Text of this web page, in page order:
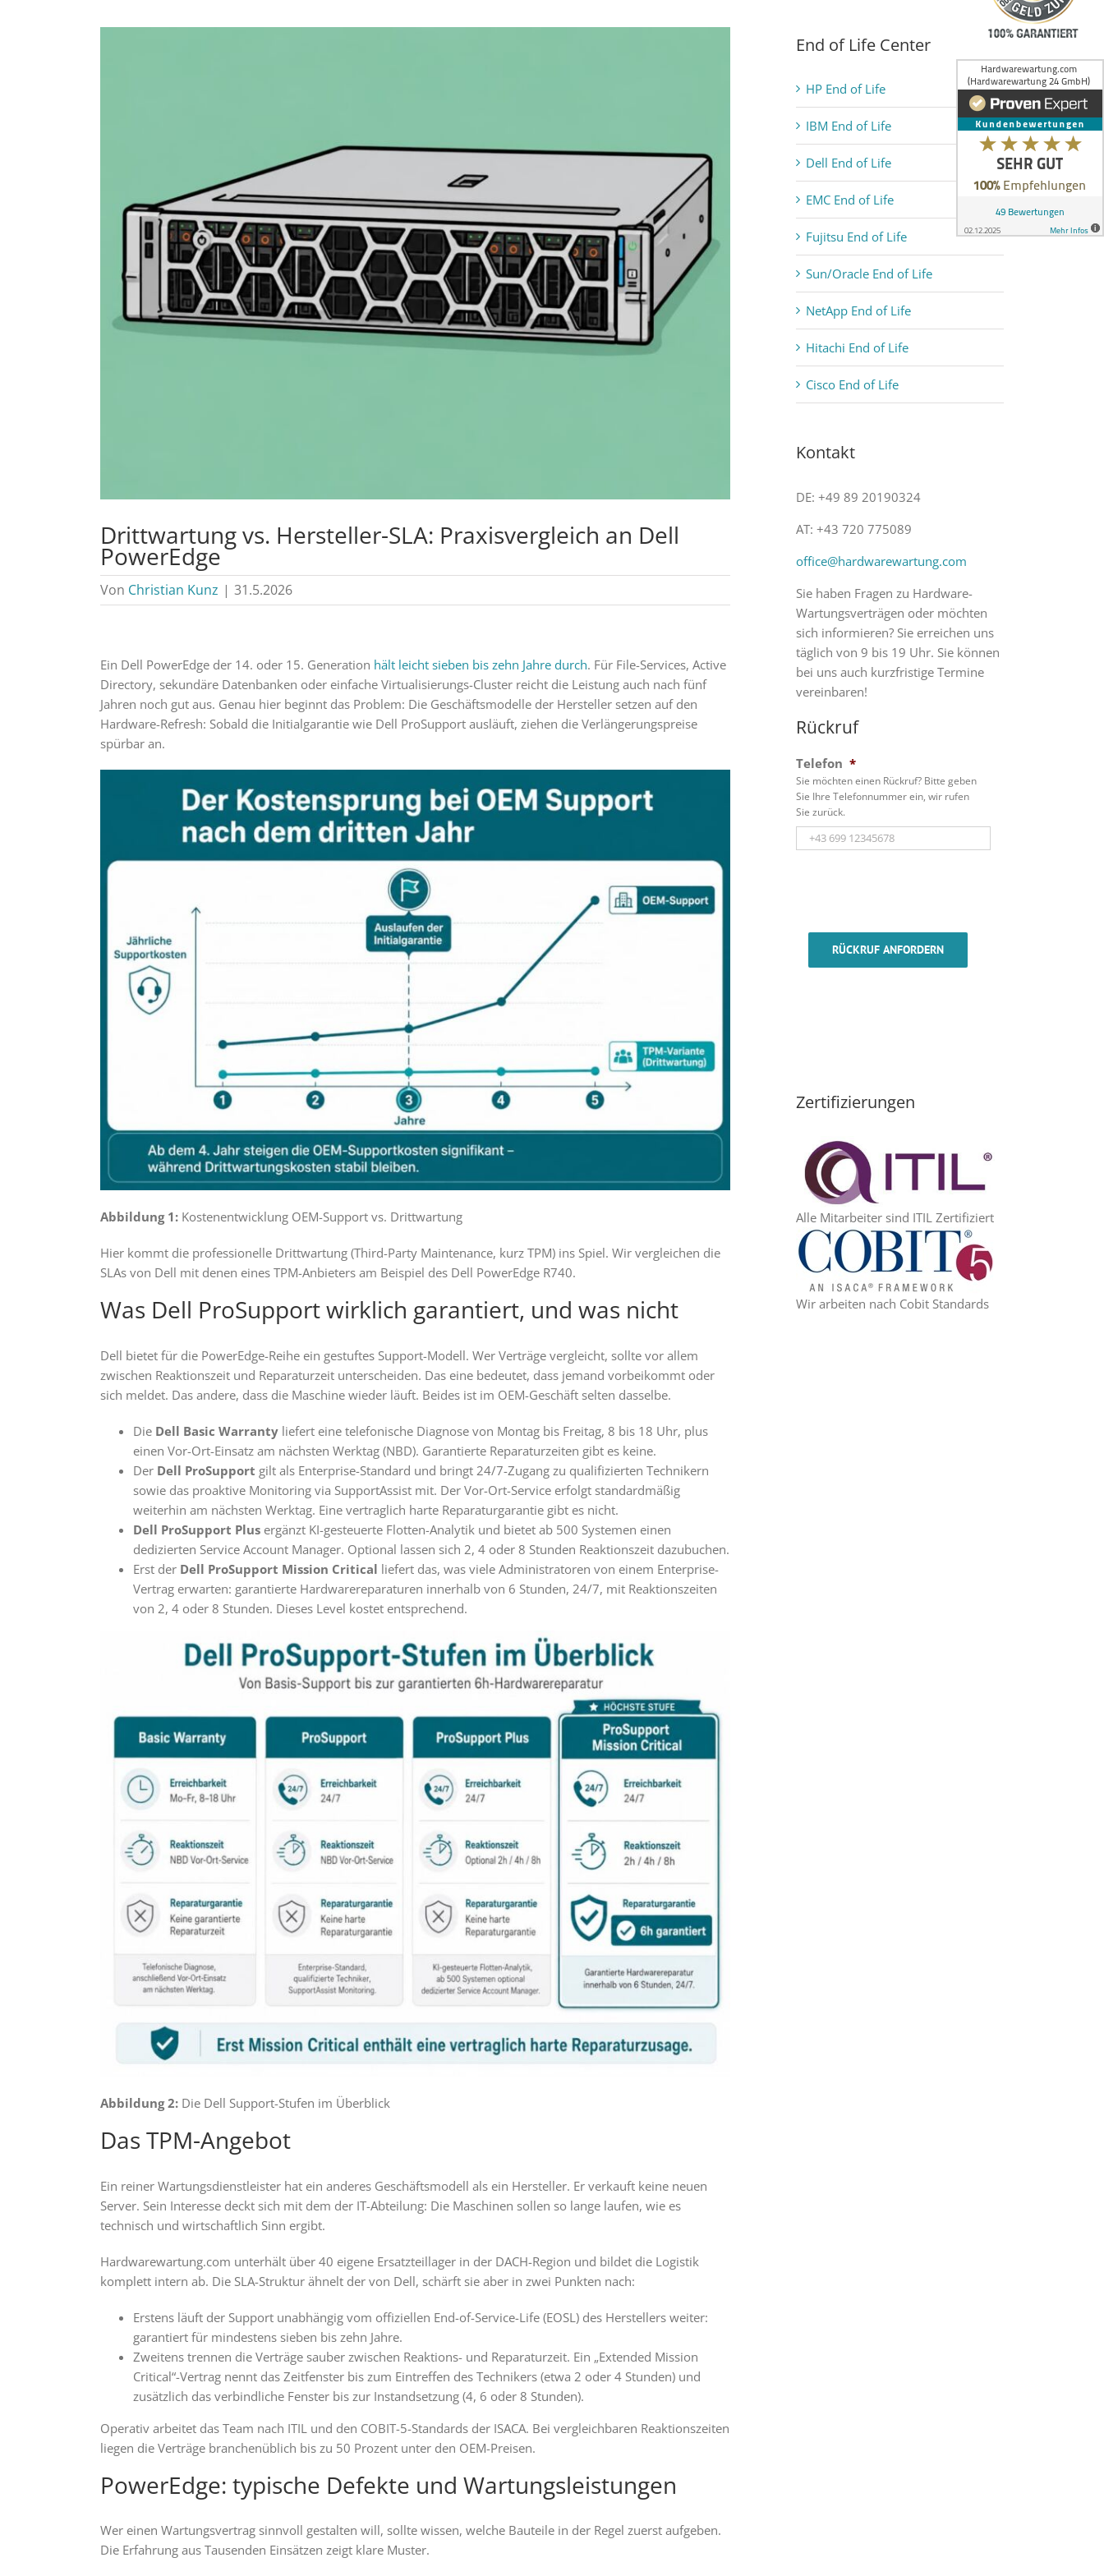
Drittwartung vs. Hersteller-SLA: Praxisvergleich an Dell
PowerEdge
Von Christian Kunz | 31.5.2026
Ein Dell PowerEdge der 14. oder 15. Generation hält leicht sieben bis zehn Jahre durch. Für File-Services, Active
Directory, sekundäre Datenbanken oder einfache Virtualisierungs-Cluster reicht die Leistung auch nach fünf
Jahren noch gut aus. Genau hier beginnt das Problem: Die Geschäftsmodelle der Hersteller setzen auf den
Hardware-Refresh: Sobald die Initialgarantie wie Dell ProSupport ausläuft, ziehen die Verlängerungspreise
spürbar an.
Abbildung 1:Kostenentwicklung OEM-Support vs. Drittwartung
Hier kommt die professionelle Drittwartung (Third-Party Maintenance, kurz TPM) ins Spiel. Wir vergleichen die
SLAs von Dell mit denen eines TPM-Anbieters am Beispiel des Dell PowerEdge R740.
Was Dell ProSupport wirklich garantiert, und was nicht
Dell bietet für die PowerEdge-Reihe ein gestuftes Support-Modell. Wer Verträge vergleicht, sollte vor allem
zwischen Reaktionszeit und Reparaturzeit unterscheiden. Das eine bedeutet, dass jemand vorbeikommt oder
sich meldet. Das andere, dass die Maschine wieder läuft. Beides ist im OEM-Geschäft selten dasselbe.
Die Dell Basic Warrantyliefert eine telefonische Diagnose von Montag bis Freitag, 8 bis 18 Uhr, plus
einen Vor-Ort-Einsatz am nächsten Werktag (NBD). Garantierte Reparaturzeiten gibt es keine.
Der Dell ProSupport gilt als Enterprise-Standard und bringt 24/7-Zugang zu qualifizierten Technikern
sowie das proaktive Monitoring via SupportAssist mit. Der Vor-Ort-Service erfolgt standardmäßig
weiterhin am nächsten Werktag. Eine vertraglich harte Reparaturgarantie gibt es nicht.
Dell ProSupport Plusergänzt KI-gesteuerte Flotten-Analytik und bietet ab 500 Systemen einen
dedizierten Service Account Manager. Optional lassen sich 2, 4 oder 8 Stunden Reaktionszeit dazubuchen.
Erst der Dell ProSupport Mission Critical liefert das, was viele Administratoren von einem Enterprise-
Vertrag erwarten: garantierte Hardwarereparaturen innerhalb von 6 Stunden, 24/7, mit Reaktionszeiten
von 2, 4 oder 8 Stunden. Dieses Level kostet entsprechend.
Abbildung 2:Die Dell Support-Stufen im Überblick
Das TPM-Angebot
Ein reiner Wartungsdienstleister hat ein anderes Geschäftsmodell als ein Hersteller. Er verkauft keine neuen
Server. Sein Interesse deckt sich mit dem der IT-Abteilung: Die Maschinen sollen so lange laufen, wie es
technisch und wirtschaftlich Sinn ergibt.
Hardwarewartung.com unterhält über 40 eigene Ersatzteillager in der DACH-Region und bildet die Logistik
komplett intern ab. Die SLA-Struktur ähnelt der von Dell, schärft sie aber in zwei Punkten nach:
Erstens läuft der Support unabhängig vom offiziellen End-of-Service-Life (EOSL) des Herstellers weiter:
garantiert für mindestens sieben bis zehn Jahre.
Zweitens trennen die Verträge sauber zwischen Reaktions- und Reparaturzeit. Ein „Extended Mission
Critical“-Vertrag nennt das Zeitfenster bis zum Eintreffen des Technikers (etwa 2 oder 4 Stunden) und
zusätzlich das verbindliche Fenster bis zur Instandsetzung (4, 6 oder 8 Stunden).
Operativ arbeitet das Team nach ITIL und den COBIT-5-Standards der ISACA. Bei vergleichbaren Reaktionszeiten
liegen die Verträge branchenüblich bis zu 50 Prozent unter den OEM-Preisen.
PowerEdge: typische Defekte und Wartungsleistungen
Wer einen Wartungsvertrag sinnvoll gestalten will, sollte wissen, welche Bauteile in der Regel zuerst aufgeben.
Die Erfahrung aus Tausenden Einsätzen zeigt klare Muster.
End of Life Center
HP End of Life
IBM End of Life
Dell End of Life
EMC End of Life
Fujitsu End of Life
Sun/Oracle End of Life
NetApp End of Life
Hitachi End of Life
Cisco End of Life
Kontakt
DE: +49 89 20190324
AT: +43 720 775089
office@hardwarewartung.com
Sie haben Fragen zu Hardware-
Wartungsverträgen oder möchten
sich informieren? Sie erreichen uns
täglich von 9 bis 19 Uhr. Sie können
bei uns auch kurzfristige Termine
vereinbaren!
Rückruf
Telefon *
Sie möchten einen Rückruf? Bitte geben
Sie Ihre Telefonnummer ein, wir rufen
Sie zurück.
RÜCKRUF ANFORDERN
Zertifizierungen
Alle Mitarbeiter sind ITIL Zertifiziert
Wir arbeiten nach Cobit Standards